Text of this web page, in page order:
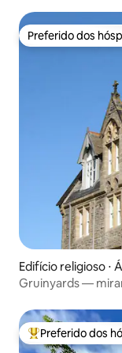
Preferido dos
Preferido dos
Edifício religioso ⋅
nd
Gruinyards —
Entre os
Preferido dos